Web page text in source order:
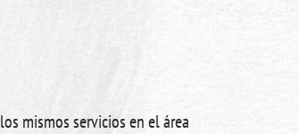
mismos servicios en el área